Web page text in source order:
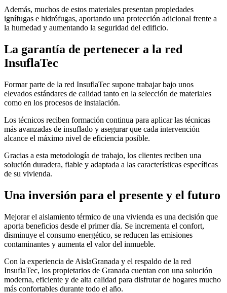
Además, muchos de estos materiales presentan propiedades
ignífugas e hidrófugas, aportando una protección adicional frente a
la humedad y aumentando la seguridad del edificio.
La garantía de pertenecer a la red
InsuflaTec
Formar parte de la red InsuflaTec supone trabajar bajo unos
elevados estándares de calidad tanto en la selección de materiales
como en los procesos de instalación.
Los técnicos reciben formación continua para aplicar las técnicas
más avanzadas de insuflado y asegurar que cada intervención
alcance el máximo nivel de eficiencia posible.
Gracias a esta metodología de trabajo, los clientes reciben una
solución duradera, fiable y adaptada a las características específicas
de su vivienda.
Una inversión para el presente y el futuro
Mejorar el aislamiento térmico de una vivienda es una decisión que
aporta beneficios desde el primer día. Se incrementa el confort,
disminuye el consumo energético, se reducen las emisiones
contaminantes y aumenta el valor del inmueble.
Con la experiencia de AislaGranada y el respaldo de la red
InsuflaTec, los propietarios de Granada cuentan con una solución
moderna, eficiente y de alta calidad para disfrutar de hogares mucho
más confortables durante todo el año.